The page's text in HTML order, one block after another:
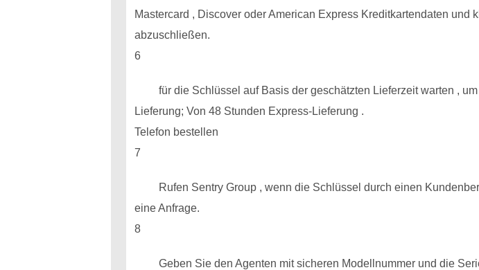
Mastercard , Discover oder American Express Kreditkartendaten
abzuschließen.
6
für die Schlüssel auf Basis der geschätzten Lieferzeit warten ,
Lieferung; Von 48 Stunden Express-Lieferung .
Telefon bestellen
7
Rufen Sentry Group , wenn die Schlüssel durch einen
eine Anfrage.
8
Geben Sie den Agenten mit sicheren Modellnummer und die